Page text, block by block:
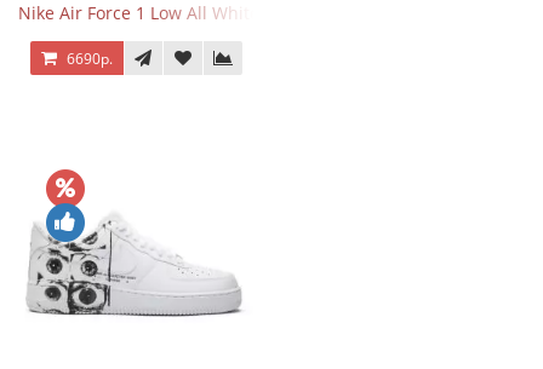
Nike Air Force 1 Low All White
6690р.